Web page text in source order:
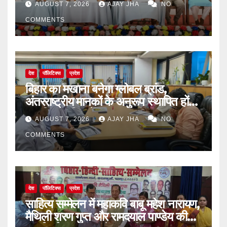
AUGUST 7, 2026 AJAY JHA NO
COMMENTS
देश पॉलिटिक्स प्रदेश
बिहार का मखाना बनेगा ग्लोबल ब्रांड,
अंतरराष्ट्रीय मानकों के अनुरूप स्थापित होंगे
आधुनिक पॉपिंग सेंटर
AUGUST 7, 2026 AJAY JHA NO
COMMENTS
देश पॉलिटिक्स प्रदेश
साहित्य सम्मेलन में महाकवि बाबू महेश नारायण,
मैथिली शरण गुप्त और रामदयाल पाण्डेय की